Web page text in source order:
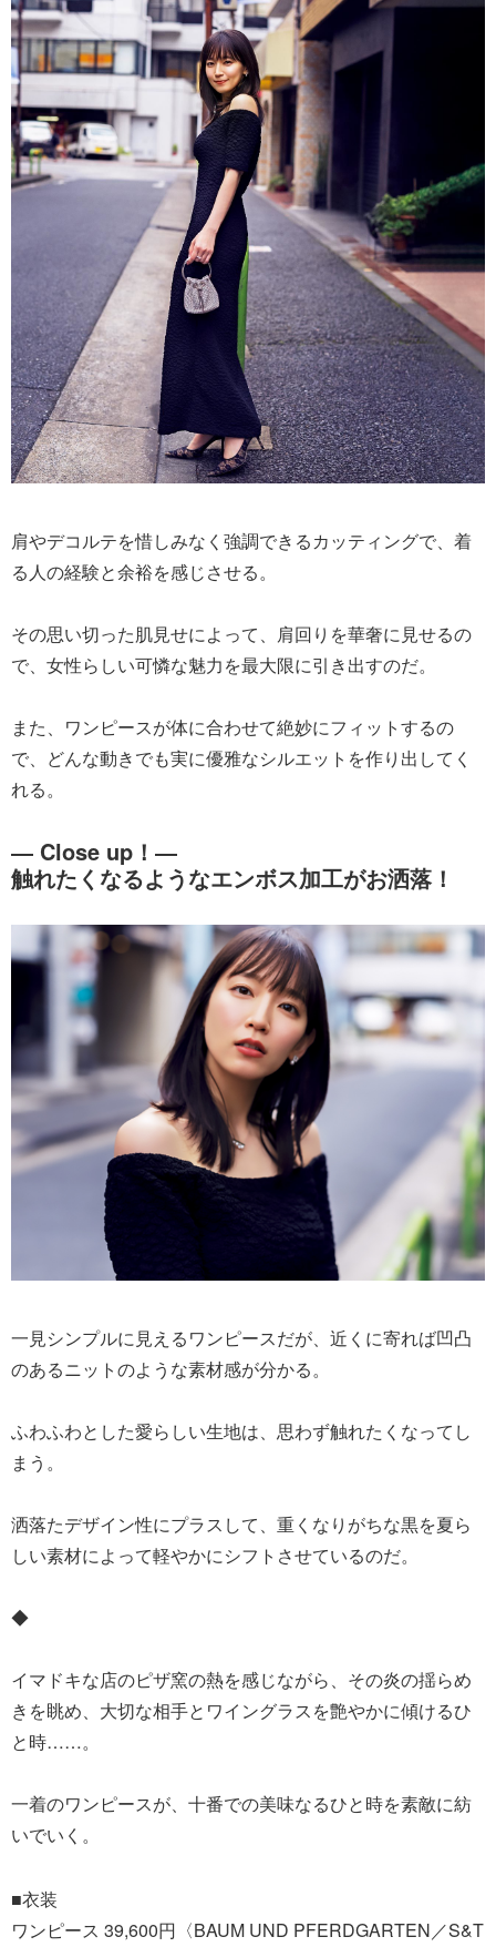
肩やデコルテを惜しみなく強調できるカッティングで、着
る人の経験と余裕を感じさせる。
その思い切った肌見せによって、肩回りを華奢に見せるの
で、女性らしい可憐な魅力を最大限に引き出すのだ。
また、ワンピースが体に合わせて絶妙にフィットするの
で、どんな動きでも実に優雅なシルエットを作り出してく
れる。
― Close up！―
触れたくなるようなエンボス加工がお洒落！
一見シンプルに見えるワンピースだが、近くに寄れば凹凸
のあるニットのような素材感が分かる。
ふわふわとした愛らしい生地は、思わず触れたくなってし
まう。
洒落たデザイン性にプラスして、重くなりがちな黒を夏ら
しい素材によって軽やかにシフトさせているのだ。
◆
イマドキな店のピザ窯の熱を感じながら、その炎の揺らめ
きを眺め、大切な相手とワイングラスを艶やかに傾けるひ
と時……。
一着のワンピースが、十番での美味なるひと時を素敵に紡
いでいく。
■衣装
ワンピース 39,600円〈BAUM UND PFERDGARTEN／S&T